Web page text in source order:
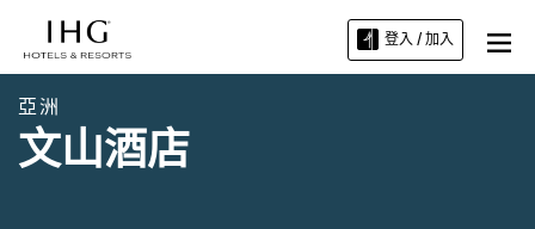
登入 / 加入
亞洲
文山酒店